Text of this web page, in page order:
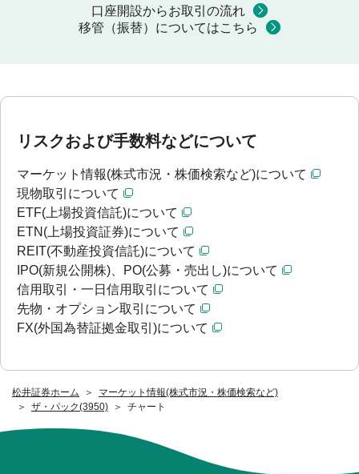
松井証券ホーム
マーケット情報(株式市況・株価検索など)
ザ・パック(3950)
チャート
口座開設からお取引の流れ
移管（振替）についてはこちら
リスクおよび手数料などについて
マーケット情報(株式市況・株価検索など)について
現物取引について
ETF(上場投資信託)について
ETN(上場投資証券)について
REIT(不動産投資信託)について
IPO(新規公開株)、PO(公募・売出し)について
信用取引・一日信用取引について
先物・オプション取引について
FX(外国為替証拠金取引)について